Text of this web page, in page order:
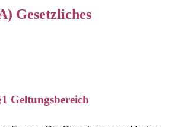
Gesetzliches
Geltungsbereich